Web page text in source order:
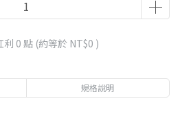
利 0 點 (約等於 NT$0 )
規格說明